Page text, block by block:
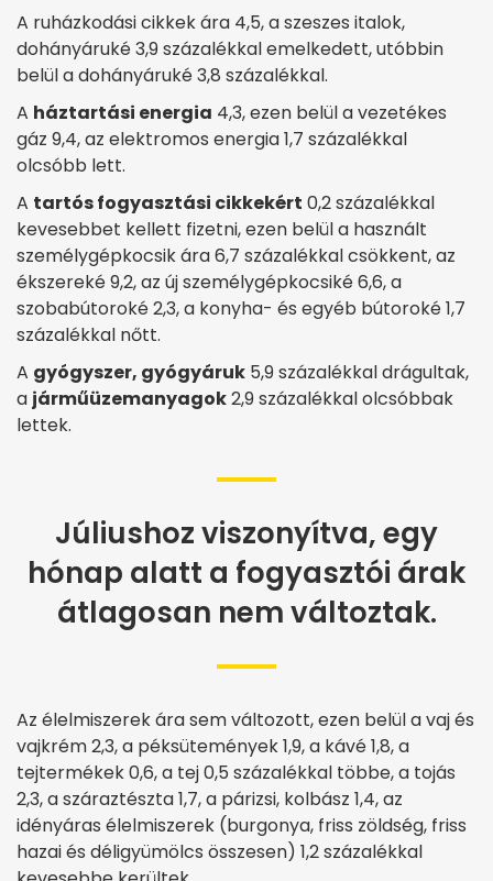
A ruházkodási cikkek ára 4,5, a szeszes italok,
dohányáruké 3,9 százalékkal emelkedett, utóbbin
belül a dohányáruké 3,8 százalékkal.
A háztartási energia 4,3, ezen belül a vezetékes
gáz 9,4, az elektromos energia 1,7 százalékkal
olcsóbb lett.
A tartós fogyasztási cikkekért 0,2 százalékkal
kevesebbet kellett fizetni, ezen belül a használt
személygépkocsik ára 6,7 százalékkal csökkent, az
ékszereké 9,2, az új személygépkocsiké 6,6, a
szobabútoroké 2,3, a konyha- és egyéb bútoroké 1,7
százalékkal nőtt.
A gyógyszer, gyógyáruk 5,9 százalékkal drágultak,
a járműüzemanyagok2,9 százalékkal olcsóbbak
lettek.
Júliushoz viszonyítva, egy
hónap alatt a fogyasztói árak
átlagosan nem változtak.
Az élelmiszerek ára sem változott, ezen belül a vaj és
vajkrém 2,3, a péksütemények 1,9, a kávé 1,8, a
tejtermékek 0,6, a tej 0,5 százalékkal többe, a tojás
2,3, a száraztészta 1,7, a párizsi, kolbász 1,4, az
idényáras élelmiszerek (burgonya, friss zöldség, friss
hazai és déligyümölcs összesen) 1,2 százalékkal